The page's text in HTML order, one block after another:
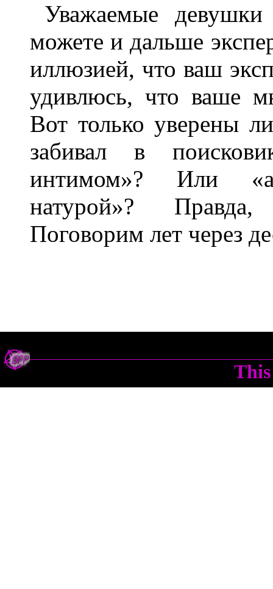
Уважаемые
можете и дальше
иллюзией, что ваш
удивлюсь, что ваше
Вот только уверены
забивал в
интимом»? Или
натурой»?
Поговорим лет через